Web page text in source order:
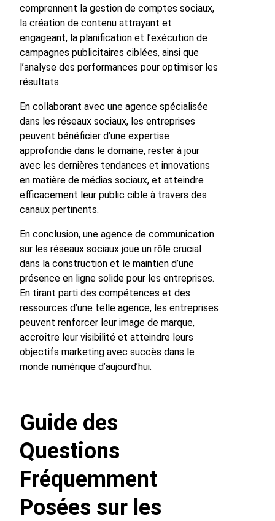
comprennent la gestion de comptes sociaux,
la création de contenu attrayant et
engageant, la planification et l’exécution de
campagnes publicitaires ciblées, ainsi que
l’analyse des performances pour optimiser les
résultats.
En collaborant avec une agence spécialisée
dans les réseaux sociaux, les entreprises
peuvent bénéficier d’une expertise
approfondie dans le domaine, rester à jour
avec les dernières tendances et innovations
en matière de médias sociaux, et atteindre
efficacement leur public cible à travers des
canaux pertinents.
En conclusion, une agence de communication
sur les réseaux sociaux joue un rôle crucial
dans la construction et le maintien d’une
présence en ligne solide pour les entreprises.
En tirant parti des compétences et des
ressources d’une telle agence, les entreprises
peuvent renforcer leur image de marque,
accroître leur visibilité et atteindre leurs
objectifs marketing avec succès dans le
monde numérique d’aujourd’hui.
Guide des
Questions
Fréquemment
Posées sur les